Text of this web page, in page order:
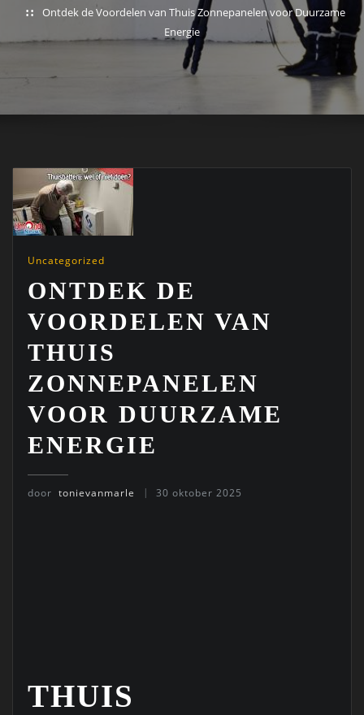
Ontdek de Voordelen van Thuis Zonnepanelen voor Duurzame
Energie
Uncategorized
ONTDEK DE
VOORDELEN VAN
THUIS
ZONNEPANELEN
VOOR DUURZAME
ENERGIE
door tonievanmarle 30 oktober 2025
THUIS